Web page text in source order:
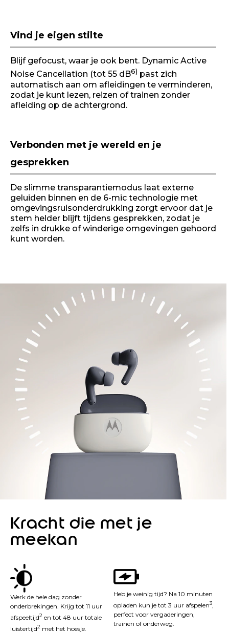
Vind je eigen stilte
Blijf gefocust, waar je ook bent. Dynamic Active
Noise Cancellation (tot 55 dB6) past zich
automatisch aan om afleidingen te verminderen,
zodat je kunt lezen, reizen of trainen zonder
afleiding op de achtergrond.
Verbonden met je wereld en je
gesprekken
De slimme transparantiemodus laat externe
geluiden binnen en de 6-mic technologie met
omgevingsruisonderdrukking zorgt ervoor dat je
stem helder blijft tijdens gesprekken, zodat je
zelfs in drukke of winderige omgevingen gehoord
kunt worden.
Kracht die met je
meekan
Werk de hele dag zonder
onderbrekingen. Krijg tot 11 uur
afspeeltijd2 en tot 48 uur totale
luistertijd2 met het hoesje.
Heb je weinig tijd? Na 10 minuten
opladen kun je tot 3 uur afspelen3,
perfect voor vergaderingen,
trainen of onderweg.